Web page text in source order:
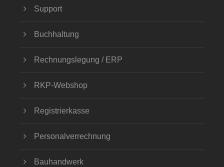
Support
Buchhaltung
Rechnungslegung / ERP
RKP-Webshop
Registrierkasse
Personalverrechnung
Bauhandwerk